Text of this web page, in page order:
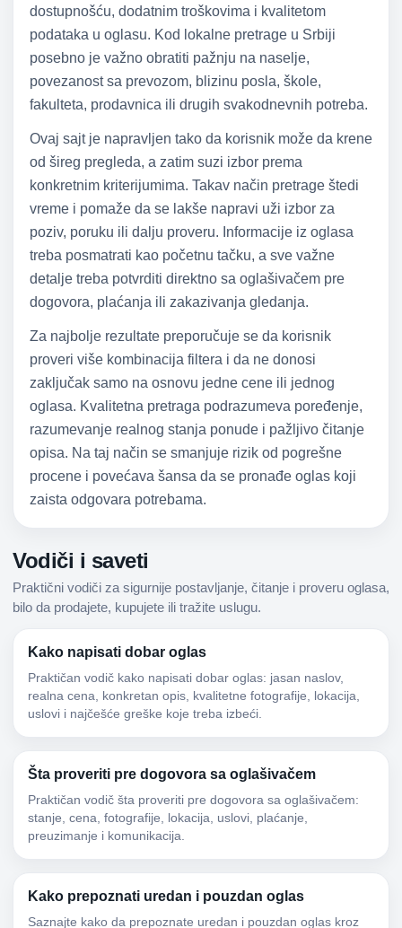
dostupnošću, dodatnim troškovima i kvalitetom
podataka u oglasu. Kod lokalne pretrage u Srbiji
posebno je važno obratiti pažnju na naselje,
povezanost sa prevozom, blizinu posla, škole,
fakulteta, prodavnica ili drugih svakodnevnih potreba.
Ovaj sajt je napravljen tako da korisnik može da krene
od šireg pregleda, a zatim suzi izbor prema
konkretnim kriterijumima. Takav način pretrage štedi
vreme i pomaže da se lakše napravi uži izbor za
poziv, poruku ili dalju proveru. Informacije iz oglasa
treba posmatrati kao početnu tačku, a sve važne
detalje treba potvrditi direktno sa oglašivačem pre
dogovora, plaćanja ili zakazivanja gledanja.
Za najbolje rezultate preporučuje se da korisnik
proveri više kombinacija filtera i da ne donosi
zaključak samo na osnovu jedne cene ili jednog
oglasa. Kvalitetna pretraga podrazumeva poređenje,
razumevanje realnog stanja ponude i pažljivo čitanje
opisa. Na taj način se smanjuje rizik od pogrešne
procene i povećava šansa da se pronađe oglas koji
zaista odgovara potrebama.
Vodiči i saveti
Praktični vodiči za sigurnije postavljanje, čitanje i proveru oglasa,
bilo da prodajete, kupujete ili tražite uslugu.
Kako napisati dobar oglas
Praktičan vodič kako napisati dobar oglas: jasan naslov,
realna cena, konkretan opis, kvalitetne fotografije, lokacija,
uslovi i najčešće greške koje treba izbeći.
Šta proveriti pre dogovora sa oglašivačem
Praktičan vodič šta proveriti pre dogovora sa oglašivačem:
stanje, cena, fotografije, lokacija, uslovi, plaćanje,
preuzimanje i komunikacija.
Kako prepoznati uredan i pouzdan oglas
Saznajte kako da prepoznate uredan i pouzdan oglas kroz